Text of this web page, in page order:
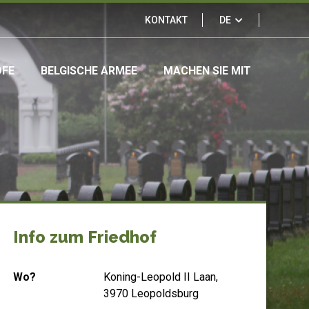
Links
partners
KONTAKT DE
BELGISCHE ARMEE MACHEN SIE MIT
Info zum Friedhof
Wo?
Koning-Leopold II Laan,
3970 Leopoldsburg